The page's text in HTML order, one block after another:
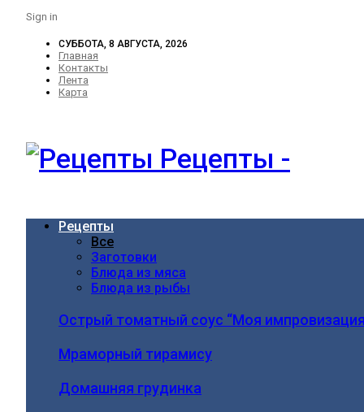
Sign in
СУББОТА, 8 АВГУСТА, 2026
Главная
Контакты
Лента
Карта
Рецепты -
Рецепты
Все
Заготовки
Блюда из мяса
Блюда из рыбы
Острый томатный соус “Моя
Мраморный тирамису
Домашняя грудинка